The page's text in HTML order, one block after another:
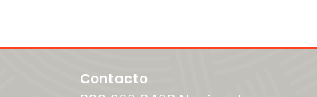
Contacto